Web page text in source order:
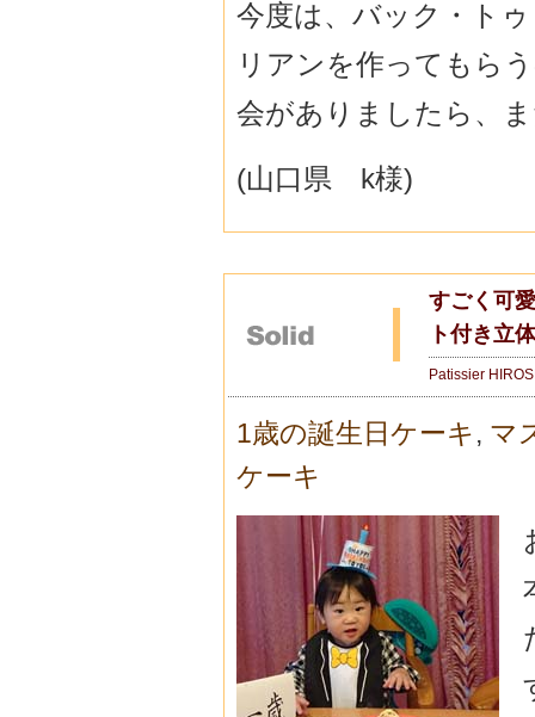
今度は、バック・ト
リアンを作ってもら
会がありましたら、
(山口県 k様)
すごく可
ト付き立
Patissier
1歳の誕生日ケーキ , マ
ケーキ